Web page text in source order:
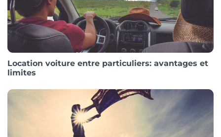
Location voiture entre particuliers: avantages et
limites